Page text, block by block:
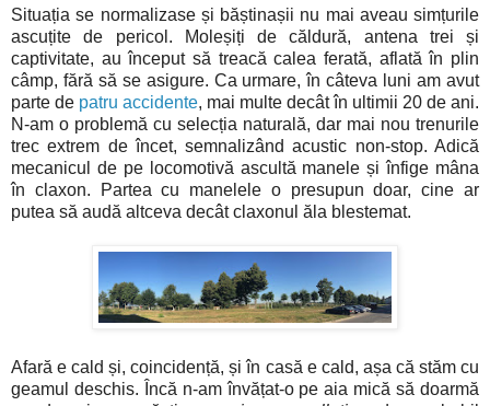
Situația se normalizase și băștinașii nu mai aveau simțurile
ascuțite de pericol. Moleșiți de căldură, antena trei și
captivitate, au început să treacă calea ferată, aflată în plin
câmp, fără să se asigure. Ca urmare, în câteva luni am avut
parte de patru accidente, mai multe decât în ultimii 20 de ani.
N-am o problemă cu selecția naturală, dar mai nou trenurile
trec extrem de încet, semnalizând acustic non-stop. Adică
mecanicul de pe locomotivă ascultă manele și înfige mâna
în claxon. Partea cu manelele o presupun doar, cine ar
putea să audă altceva decât claxonul ăla blestemat.
Afară e cald și, coincidență, și în casă e cald, așa că stăm cu
geamul deschis. Încă n-am învățat-o pe aia mică să doarmă